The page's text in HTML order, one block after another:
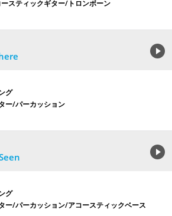
スティックギター/トロンボーン
グ
ー/パーカッション
グ
ー/パーカッション/アコースティックベース